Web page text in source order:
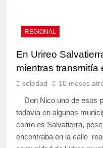
REGIONAL
En Urireo
mientras transmitía
soledad 10 meses
Don Nico uno de esos
todavía en algunos
como es Salvatierra,
encontraba en la calle